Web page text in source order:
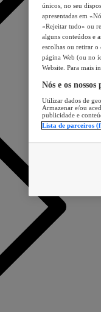
únicos, no seu
apresentadas em
«Rejeitar tudo» ou
alguns conteúdos e
escolhas ou retirar
página Web (ou no
Website. Para mais
Nós e os
Utilizar dados de
Armazenar e/ou
publicidade e
Lista de parceiros